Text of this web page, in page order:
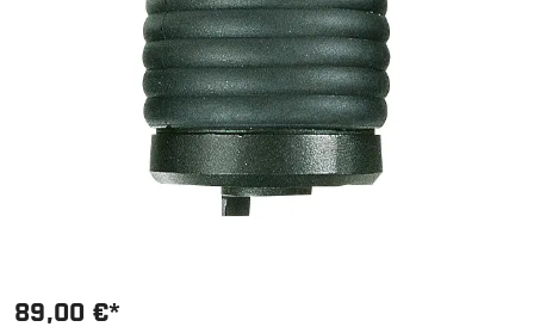
89,00 €*